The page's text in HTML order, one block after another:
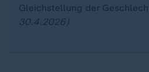
Gleichstellung der
30.4.2026)